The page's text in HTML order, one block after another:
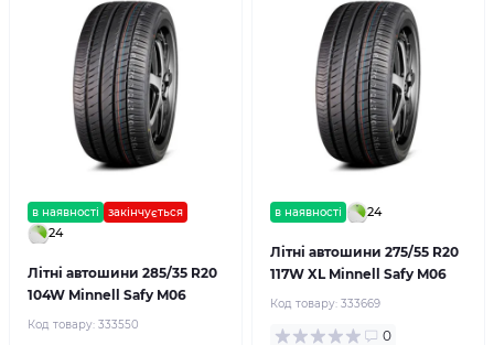
в наявності закінчується
24
Літні автошини 285/35 R20
104W Minnell Safy M06
Код товару: 333550
в наявності 24
Літні автошини 275/55 R20
117W XL Minnell Safy M06
Код товару: 333669
0